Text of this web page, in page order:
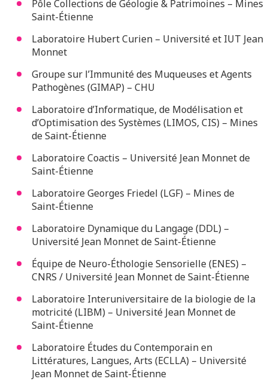
Pôle Collections de Géologie & Patrimoines – Mines
Saint-Étienne
Laboratoire Hubert Curien – Université et IUT Jean
Monnet
Groupe sur l’Immunité des Muqueuses et Agents
Pathogènes (GIMAP) – CHU
Laboratoire d’Informatique, de Modélisation et
d’Optimisation des Systèmes (LIMOS, CIS) – Mines
de Saint-Étienne
Laboratoire Coactis – Université Jean Monnet de
Saint-Étienne
Laboratoire Georges Friedel (LGF) – Mines de
Saint-Étienne
Laboratoire Dynamique du Langage (DDL) –
Université Jean Monnet de Saint-Étienne
Équipe de Neuro-Éthologie Sensorielle (ENES) –
CNRS / Université Jean Monnet de Saint-Étienne
Laboratoire Interuniversitaire de la biologie de la
motricité (LIBM) – Université Jean Monnet de
Saint-Étienne
Laboratoire Études du Contemporain en
Littératures, Langues, Arts (ECLLA) – Université
Jean Monnet de Saint-Étienne